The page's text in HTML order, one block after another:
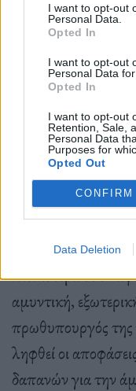
I want to opt-out
Personal Data.
Opted In
I want to opt-out
Personal Data
Opted In
I want to opt-out
Retention, Sale,
Personal Data
Purposes for
Opted Out
CONFIRM
Data Deletion
κράτη-μέλη
προετοιμαζόμαστε
ενέργειες από την
επιθέσεις,
προσπάθειας εκ
Φινλανδία.
Ειδικότερα όσον
αμυντική,
πρωθυπουργός της
ληφθεί οι
δαπανών για την